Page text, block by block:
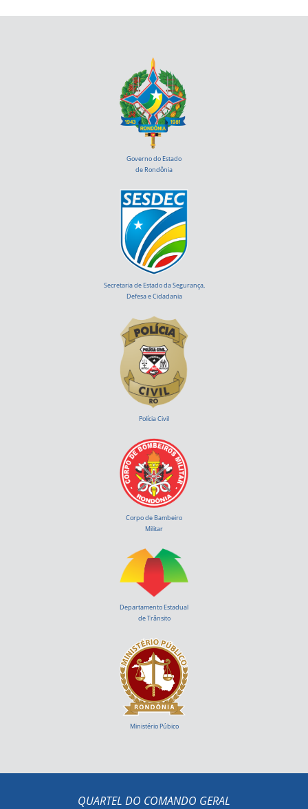
Governo do Estado
de Rondônia
Secretaria de Estado da Segurança,
Defesa e Cidadania
Polícia Civil
Corpo de Bambeiro
Militar
Departamento Estadual
de Trânsito
Ministério Púbico
QUARTEL DO COMANDO GERAL